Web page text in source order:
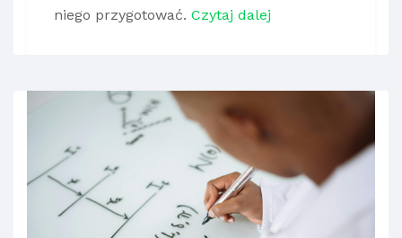
niego przygotować. Czytaj dalej